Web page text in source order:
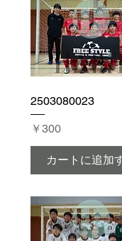
2503080023
価格
￥300
カートに追加